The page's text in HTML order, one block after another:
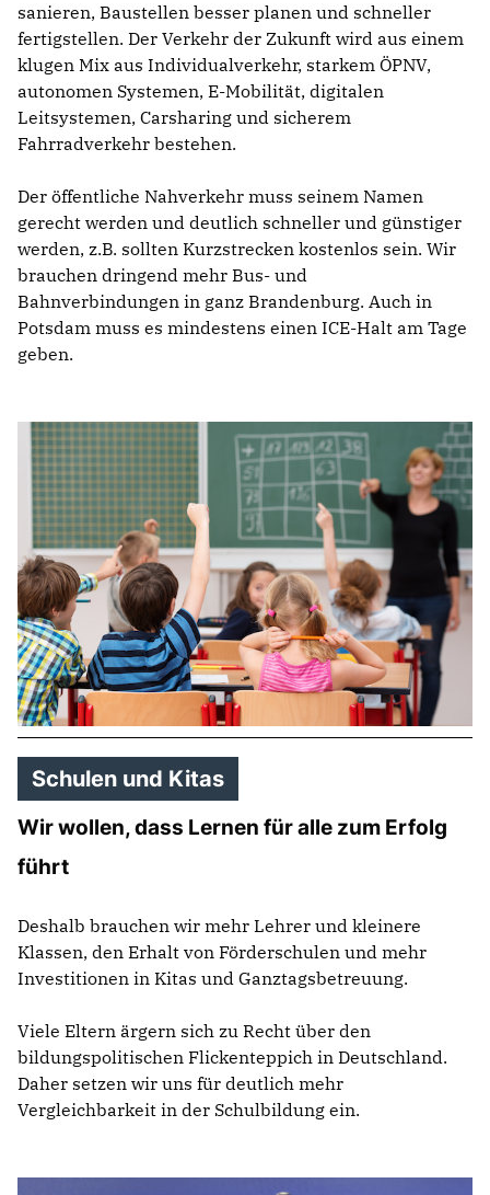
sanieren, Baustellen besser planen und schneller
fertigstellen. Der Verkehr der Zukunft wird aus einem
klugen Mix aus Individualverkehr, starkem ÖPNV,
autonomen Systemen, E-Mobilität, digitalen
Leitsystemen, Carsharing und sicherem
Fahrradverkehr bestehen.
Der öffentliche Nahverkehr muss seinem Namen
gerecht werden und deutlich schneller und günstiger
werden, z.B. sollten Kurzstrecken kostenlos sein. Wir
brauchen dringend mehr Bus- und
Bahnverbindungen in ganz Brandenburg. Auch in
Potsdam muss es mindestens einen ICE-Halt am Tage
geben.
Schulen und Kitas
Wir wollen, dass Lernen für alle zum Erfolg
führt
Deshalb brauchen wir mehr Lehrer und kleinere
Klassen, den Erhalt von Förderschulen und mehr
Investitionen in Kitas und Ganztagsbetreuung.
Viele Eltern ärgern sich zu Recht über den
bildungspolitischen Flickenteppich in Deutschland.
Daher setzen wir uns für deutlich mehr
Vergleichbarkeit in der Schulbildung ein.